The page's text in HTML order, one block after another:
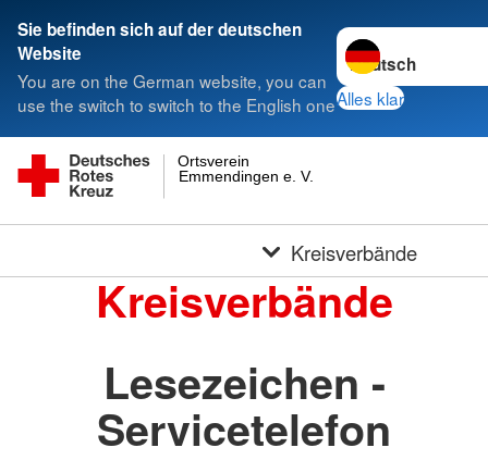
Sie befinden sich auf der deutschen
Website
You are on the German website, you can
use the switch to switch to the English one
Sprache wechseln
Alles klar
Emmendingen e. V.
Ortsverein
Kreisverbände
Kreisverbände
Lesezeichen -
Servicetelefon